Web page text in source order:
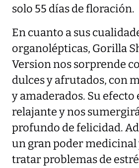
solo 55 días de floración.
En cuanto a sus
organolépticas, Gorilla
Version nos sorprende
dulces y afrutados, con
y amaderados. Su efecto
relajante y nos
profundo de felicidad.
un gran poder medicinal
tratar problemas de